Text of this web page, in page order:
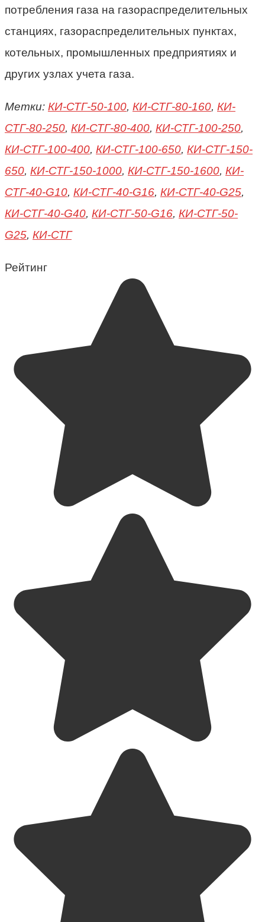
потребления газа на газораспределительных
станциях, газораспределительных пунктах,
котельных, промышленных предприятиях и
других узлах учета газа.
Метки: КИ-СТГ-50-100, КИ-СТГ-80-160, КИ-
СТГ-80-250, КИ-СТГ-80-400, КИ-СТГ-100-250,
КИ-СТГ-100-400, КИ-СТГ-100-650, КИ-СТГ-150-
650, КИ-СТГ-150-1000, КИ-СТГ-150-1600, КИ-
СТГ-40-G10, КИ-СТГ-40-G16, КИ-СТГ-40-G25,
КИ-СТГ-40-G40, КИ-СТГ-50-G16, КИ-СТГ-50-
G25, КИ-СТГ
Рейтинг